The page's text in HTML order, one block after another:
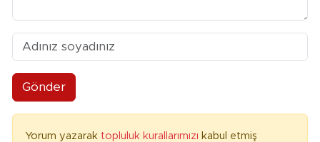
Gönder
Yorum yazarak topluluk kurallarımızı kabul etmiş